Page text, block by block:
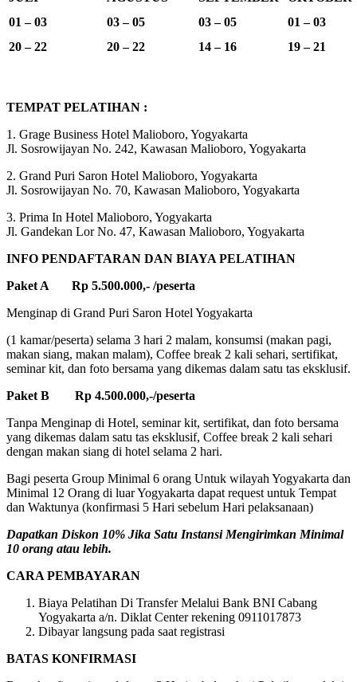
01 – 03
03 – 05 03 – 05
01 – 03
20 – 22
20 – 22 14 – 16 19 – 21
TEMPAT PELATIHAN :
1. Grage Business Hotel Malioboro, Yogyakarta
Jl. Sosrowijayan No. 242, Kawasan Malioboro, Yogyakarta
2. Grand Puri Saron Hotel Malioboro, Yogyakarta
Jl. Sosrowijayan No. 70, Kawasan Malioboro, Yogyakarta
3. Prima In Hotel Malioboro, Yogyakarta
Jl. Gandekan Lor No. 47, Kawasan Malioboro, Yogyakarta
INFO PENDAFTARAN DAN BIAYA PELATIHAN
Paket A Rp 5.500.000,- /peserta
Menginap di Grand Puri Saron Hotel Yogyakarta
(1 kamar/peserta) selama 3 hari 2 malam, konsumsi (makan pagi,
makan siang, makan malam), Coffee break 2 kali sehari, sertifikat,
seminar kit, dan foto bersama yang dikemas dalam satu tas eksklusif.
Paket B Rp 4.500.000,-/peserta
Tanpa Menginap di Hotel, seminar kit, sertifikat, dan foto bersama
yang dikemas dalam satu tas eksklusif, Coffee break 2 kali sehari
dengan makan siang di hotel selama 2 hari.
Bagi peserta Group Minimal 6 orang Untuk wilayah Yogyakarta dan
Minimal 12 Orang di luar Yogyakarta dapat request untuk Tempat
dan Waktunya (konfirmasi 5 Hari sebelum Hari pelaksanaan)
Dapatkan Diskon 10% Jika Satu Instansi Mengirimkan Minimal
10 orang atau lebih.
CARA PEMBAYARAN
Biaya Pelatihan Di Transfer Melalui Bank BNI Cabang
Yogyakarta a/n. Diklat Center rekening 0911017873
Dibayar langsung pada saat registrasi
BATAS KONFIRMASI